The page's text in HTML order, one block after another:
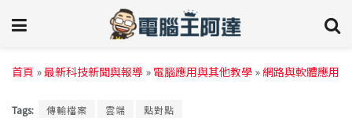
首頁 »最新科技新聞與報導 » 電腦應用與其他教學 »網路與軟體應用
Tags: 傳輸檔案 雲端 點對點